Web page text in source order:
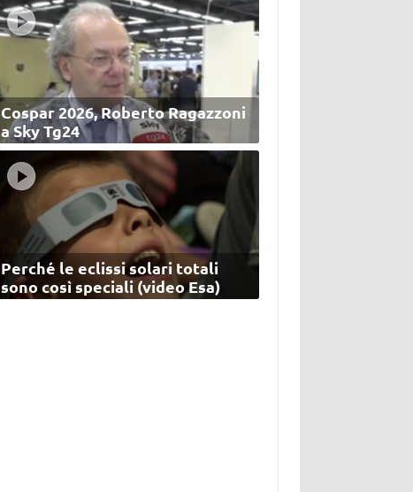
Cospar 2026, Roberto Ragazzoni
a Sky Tg24
Perché le eclissi solari totali
sono così speciali (video Esa)